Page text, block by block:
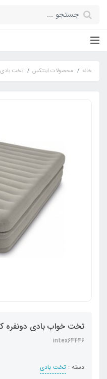
خانه محصولات اینتکس تخت بادی
تخت خواب بادی دونفره
intex64446
دسته : تخت بادی